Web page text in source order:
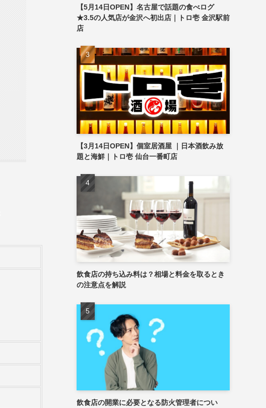
【5月14日OPEN】名古屋で話題の食べログ
★3.5の人気店が金沢へ初出店｜トロ壱 金沢駅前
店
【3月14日OPEN】個室居酒屋 ｜日本酒飲み放
題と海鮮｜トロ壱 仙台一番町店
飲食店の持ち込み料は？相場と料金を取るとき
の注意点を解説
飲食店の開業に必要となる防火管理者につい